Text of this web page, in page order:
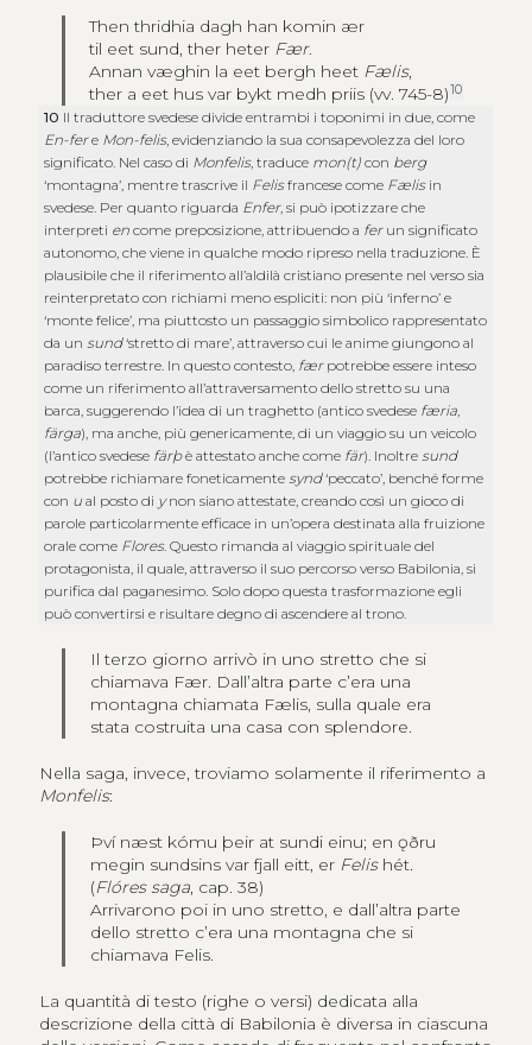
Then thridhia dagh han komin ær
til eet sund, ther heter Fær.
Annan væghin la eet bergh heet Fælis,
ther a eet hus var bykt medh priis (vv. 745-8)10
10 Il traduttore svedese divide entrambi i toponimi in due, come
En-fere Mon-felis, evidenziando la sua consapevolezza del loro
significato. Nel caso di Monfelis, traduce mon(t) con berg
‘montagna’, mentre trascrive il Felisfrancese come Fælisin
svedese. Per quanto riguarda Enfer, si può ipotizzare che
interpreti en come preposizione, attribuendo a ferun significato
autonomo, che viene in qualche modo ripreso nella traduzione. È
plausibile che il riferimento all’aldilà cristiano presente nel verso sia
reinterpretato con richiami meno espliciti: non più ‘inferno’ e
‘monte felice’, ma piuttosto un passaggio simbolico rappresentato
da unsund‘stretto di mare’, attraverso cui le anime giungono al
paradiso terrestre. In questo contesto, færpotrebbe essere inteso
come un riferimento all’attraversamento dello stretto su una
barca, suggerendo l’idea di un traghetto (antico svedese færia,
färga), ma anche, più genericamente, di un viaggio su un veicolo
(l’antico svedese färþè attestato anche come fär). Inoltresund
potrebbe richiamare foneticamentesynd‘peccato’, benché forme
con u al posto di ynon siano attestate, creando così un gioco di
parole particolarmente efficace in un’opera destinata alla fruizione
orale come Flores. Questo rimanda al viaggio spirituale del
protagonista, il quale, attraverso il suo percorso verso Babilonia, si
purifica dal paganesimo. Solo dopo questa trasformazione egli
può convertirsi e risultare degno di ascendere al trono.
Il terzo giorno arrivò in uno stretto che si
chiamava Fær. Dall’altra parte c’era una
montagna chiamata Fælis, sulla quale era
stata costruita una casa con splendore.
Nella saga, invece, troviamo solamente il riferimento a
Monfelis:
Því næst kómu þeir at sundi einu; en ǫðru
megin sundsins var fjall eitt, er Felishét.
(Flóres saga, cap. 38)
Arrivarono poi in uno stretto, e dall’altra parte
dello stretto c’era una montagna che si
chiamava Felis.
La quantità di testo (righe o versi) dedicata alla
descrizione della città di Babilonia è diversa in ciascuna